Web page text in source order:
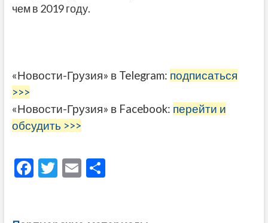
чем в 2019 году.
«Новости-Грузия» в Telegram: подписаться
>>>
«Новости-Грузия» в Facebook: перейти и
обсудить >>>
F T E О